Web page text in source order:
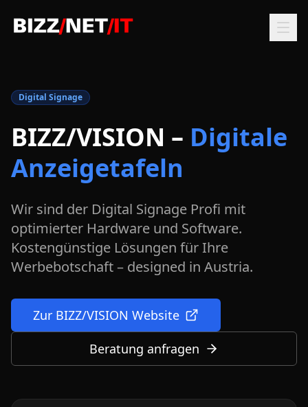
Digital Signage
BIZZ/VISION – Digitale
Anzeigetafeln
Wir sind der Digital Signage Profi mit
optimierter Hardware und Software.
Kostengünstige Lösungen für Ihre
Werbebotschaft – designed in Austria.
Zur BIZZ/VISION Website
Beratung anfragen